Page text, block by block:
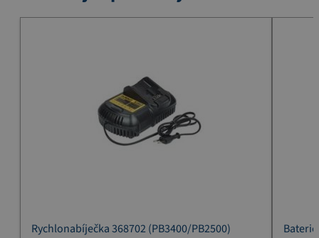
Rychlonabíječka 368702 (PB3400/PB2500)